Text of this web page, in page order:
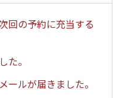
回の予約に充当する
た。
ールが届きました。